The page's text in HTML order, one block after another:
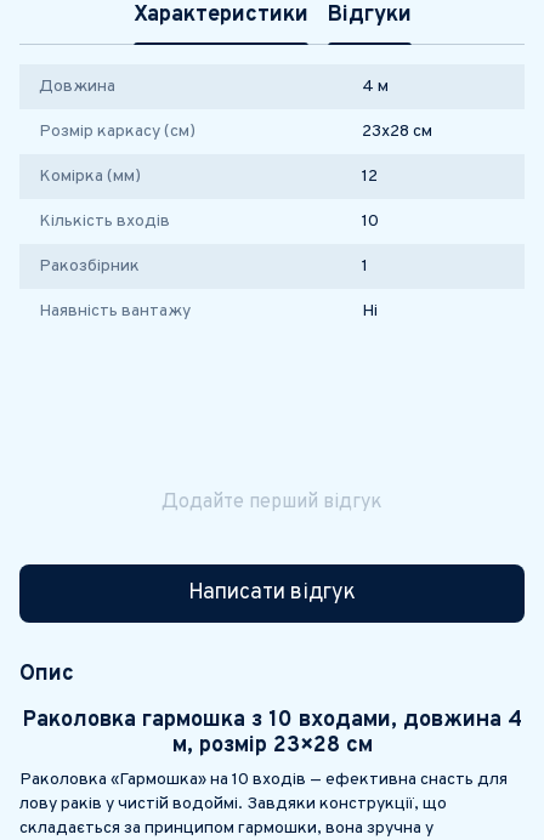
Характеристики Відгуки
Довжина 4 м
Розмір каркасу (см) 23х28 см
Комірка (мм) 12
Кількість входів 10
Ракозбірник 1
Наявність вантажу Ні
Додайте перший відгук
Написати відгук
Опис
Раколовка гармошка з 10 входами, довжина 4
м, розмір 23×28 см
Раколовка «Гармошка» на 10 входів — ефективна снасть для
лову раків у чистій водоймі. Завдяки конструкції, що
складається за принципом гармошки, вона зручна у